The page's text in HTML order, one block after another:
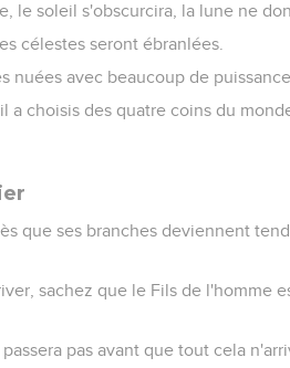
le soleil s'obscurcira, la lune ne
célestes seront ébranlées.
nuées avec beaucoup de
a choisis des quatre coins du
que ses branches deviennent
sachez que le Fils de l'homme
pas avant que tout cela